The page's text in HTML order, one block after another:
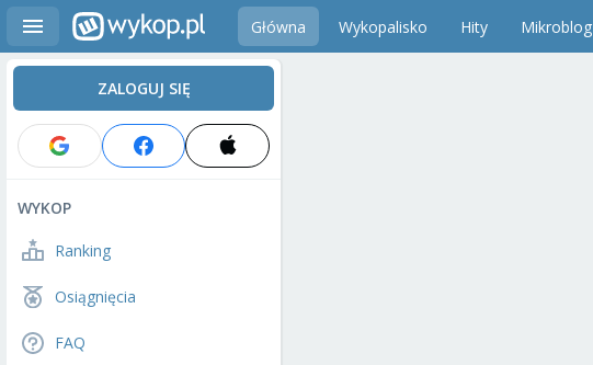
Główna Wykopalisko Hity Mikroblog
ZALOGUJ SIĘ
WYKOP
Ranking
Osiągnięcia
FAQ